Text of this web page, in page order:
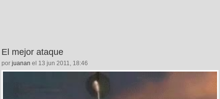
El mejor ataque
por juanan el 13 jun 2011, 18:46